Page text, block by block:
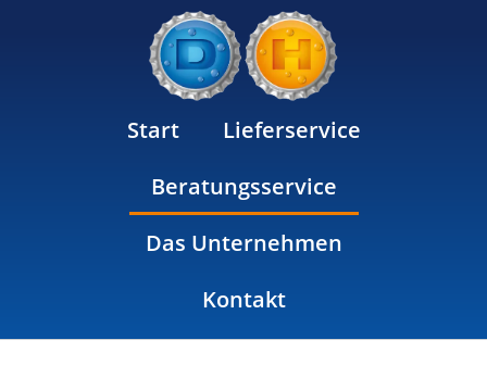
Start
Lieferservice
Beratungsservice
Das Unternehmen
Kontakt